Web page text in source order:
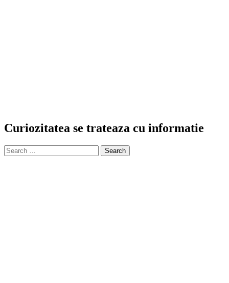
Curiozitatea se trateaza cu informatie
Search
for: